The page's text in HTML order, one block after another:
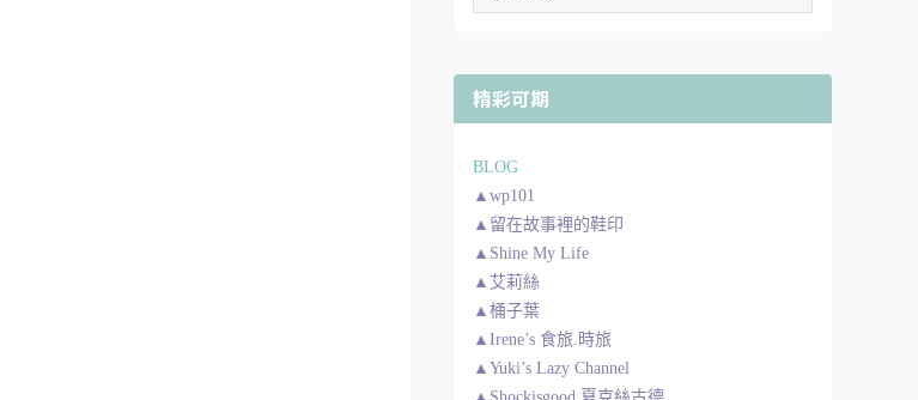
精彩可期
BLOG
▲wp101
▲留在故事裡的鞋印
▲Shine My Life
▲艾莉絲
▲桶子葉
▲Irene’s 食旅.時旅
▲Yuki’s Lazy Channel
▲Shockisgood 夏克絲古德